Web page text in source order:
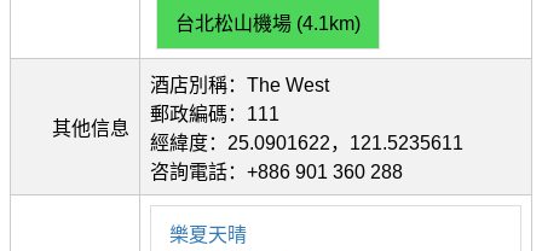
台北松山機場 (4.1km)
其他信息
酒店別稱：The West
郵政編碼：111
經緯度：25.0901622，121.5235611
咨詢電話：+886 901 360 288
樂夏天晴